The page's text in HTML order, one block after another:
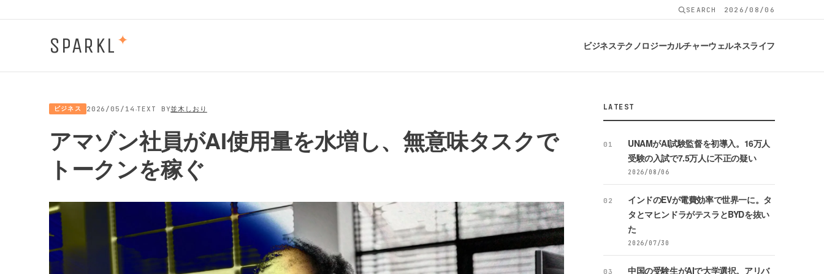
SEARCH 2026/08/06
SPARKL ✦ ビジネステクノロジーカルチャーウェルネスライフ
ビジネス 2026/05/14 ·TEXT BY並木しおり
アマゾン社員がAI使用量を水増し、無意味タスクで
トークンを稼ぐ
LATEST
01
UNAMがAI試験監督を初導入。16万人
受験の入試で7.5万人に不正の疑い
2026/08/06
02
インドのEVが電費効率で世界一に。タ
タとマヒンドラがテスラとBYDを抜い
た
2026/07/30
03 中国の受験生がAIで大学選択。アリバ